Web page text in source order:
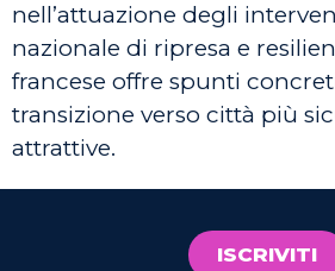
nell’attuazione degli
nazionale di ripresa e
francese offre spunti
transizione verso città più
attrattive.
ISCRIVITI